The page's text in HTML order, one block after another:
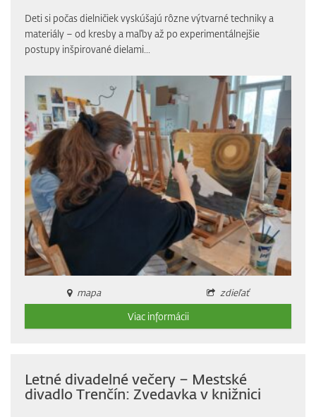
Deti si počas dielničiek vyskúšajú rôzne výtvarné techniky a
materiály – od kresby a maľby až po experimentálnejšie
postupy inšpirované dielami...
mapa
zdieľať
Viac informácii
Letné divadelné večery – Mestské
divadlo Trenčín: Zvedavka v knižnici